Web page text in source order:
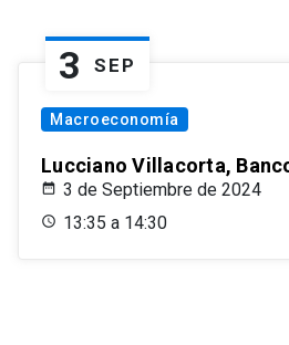
3 SEP
Macroeconomía
Lucciano Villacorta,
3 de Septiembre de 2024
13:35 a 14:30